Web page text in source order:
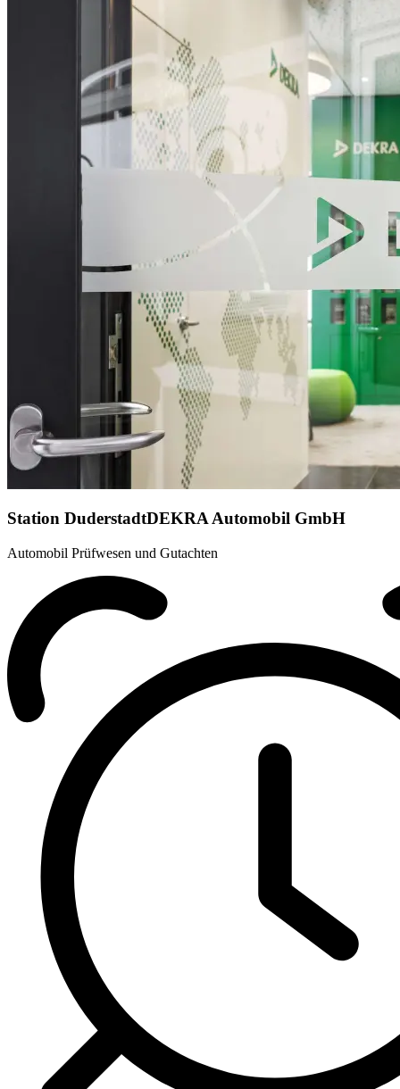
Station DuderstadtDEKRA Automobil GmbH
Automobil Prüfwesen und Gutachten